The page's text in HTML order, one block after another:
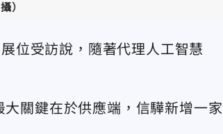
）
位受訪說，隨著代理人工智慧
關鍵在於供應端，信驊新增一家